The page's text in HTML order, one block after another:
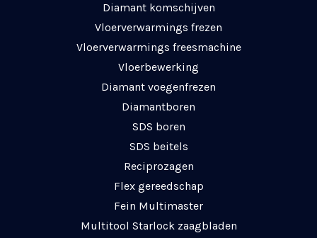
Diamant komschijven
Vloerverwarmings frezen
Vloerverwarmings freesmachine
Vloerbewerking
Diamant voegenfrezen
Diamantboren
SDS boren
SDS beitels
Reciprozagen
Flex gereedschap
Fein Multimaster
Multitool Starlock zaagbladen